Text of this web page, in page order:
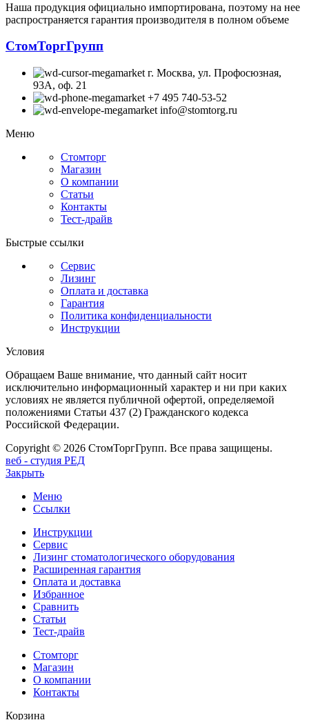
Наша продукция официально импортирована, поэтому на нее
распространяется гарантия производителя в полном объеме
СтомТоргГрупп
г. Москва, ул. Профосюзная,
93А, оф. 21
+7 495 740-53-52
info@stomtorg.ru
Меню
Стомторг
Магазин
О компании
Статьи
Контакты
Тест-драйв
Быстрые ссылки
Сервис
Лизинг
Оплата и доставка
Гарантия
Политика конфиденциальности
Инструкции
Условия
Обращаем Ваше внимание, что данный сайт носит
исключительно информационный характер и ни при каких
условиях не является публичной офертой, определяемой
положениями Статьи 437 (2) Гражданского кодекса
Российской Федерации.
Copyright © 2026 СтомТоргГрупп. Все права защищены.
веб - студия РЕД
Закрыть
Меню
Ссылки
Инструкции
Сервис
Лизинг стоматологического оборудования
Расширенная гарантия
Оплата и доставка
Избранное
Сравнить
Статьи
Тест-драйв
Стомторг
Магазин
О компании
Контакты
Корзина